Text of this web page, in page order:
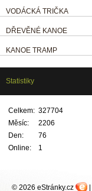
VODÁCKÁ TRIČKA
DŘEVĚNÉ KANOE
KANOE TRAMP
Statistiky
Online: 1
Celkem: 327704
Měsíc:
2206
Den:
76
© 2026 eStránky.cz